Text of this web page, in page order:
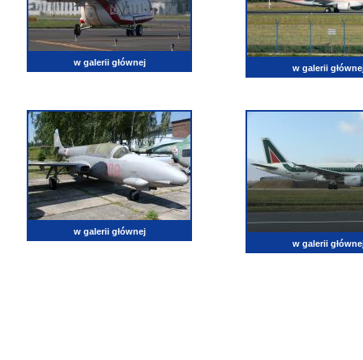
w galerii głównej
w galerii
w galerii głównej
w galerii